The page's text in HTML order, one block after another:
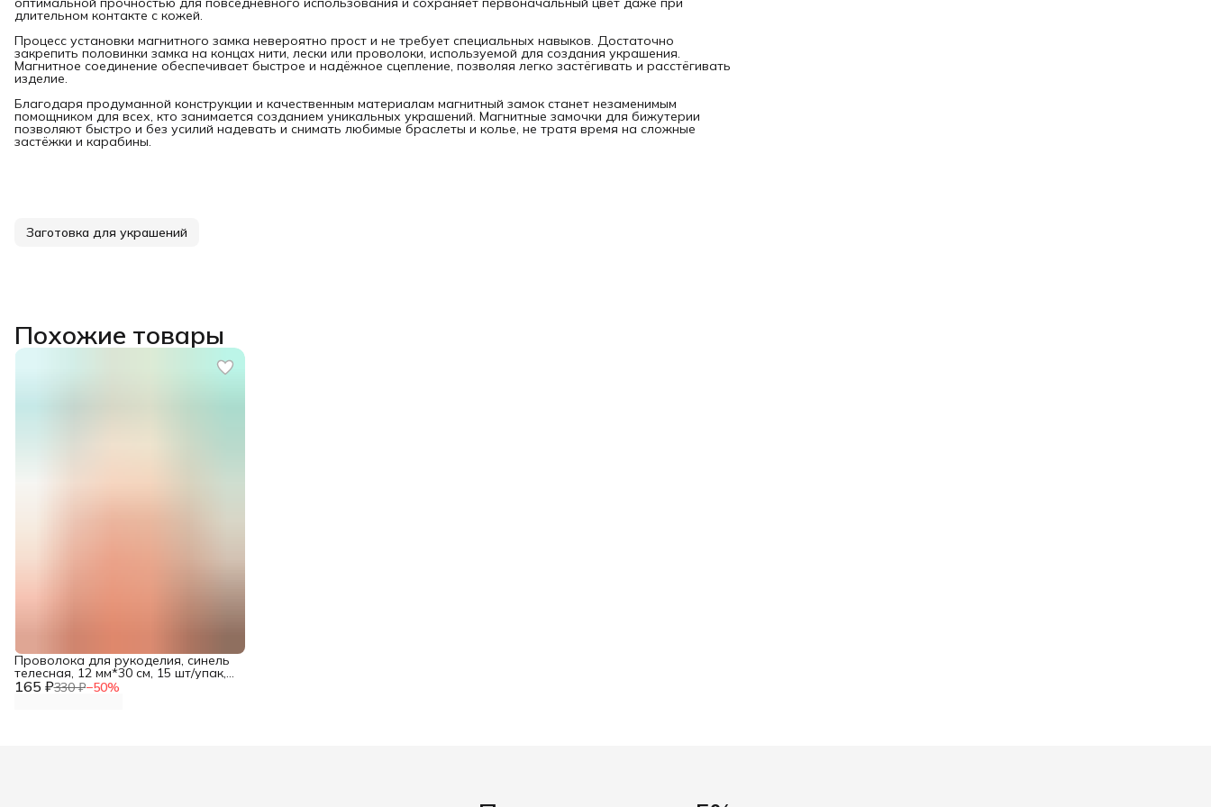
длительном контакте с кожей.
Процесс установки магнитного замка невероятно прост и не требует специальных навыков. Достаточно
закрепить половинки замка на концах нити, лески или проволоки, используемой для создания украшения.
Магнитное соединение обеспечивает быстрое и надёжное сцепление, позволяя легко застёгивать и расстёгивать
изделие.
Благодаря продуманной конструкции и качественным материалам магнитный замок станет незаменимым
помощником для всех, кто занимается созданием уникальных украшений. Магнитные замочки для бижутерии
позволяют быстро и без усилий надевать и снимать любимые браслеты и колье, не тратя время на сложные
застёжки и карабины.
Заготовка для украшений
Похожие товары
165 ₽330 ₽−50%
Проволока для рукоделия, синель
телесная, 12 мм*30 см, 15 шт/упак,
Astra&Craft